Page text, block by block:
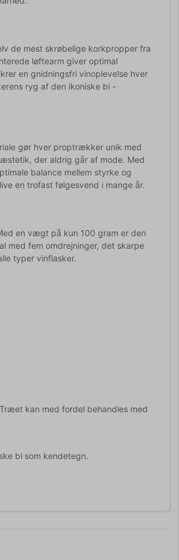
de mest skrøbelige korkpropper fra
løftearm giver optimal
en gnidningsfri vinoplevelse hver
ryg af den ikoniske bi -
gør hver proptrækker unik med
der aldrig går af mode. Med
balance mellem styrke og
en trofast følgesvend i mange år.
en vægt på kun 100 gram er den
med fem omdrejninger, det skarpe
typer vinflasker.
kan med fordel behandles med
bi som kendetegn.